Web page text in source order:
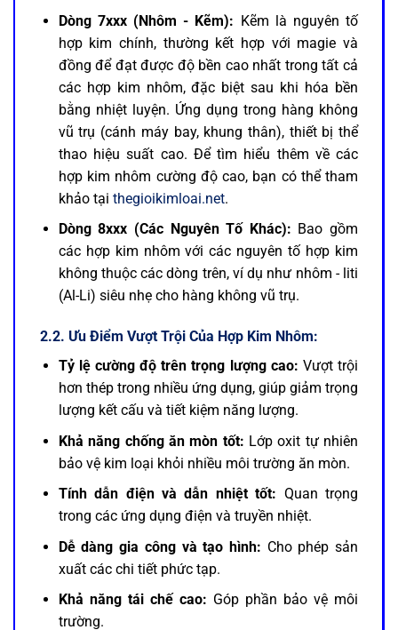
Dòng 7xxx (Nhôm - Kẽm): Kẽm là nguyên tố
hợp kim chính, thường kết hợp với magie và
đồng để đạt được độ bền cao nhất trong tất cả
các hợp kim nhôm, đặc biệt sau khi hóa bền
bằng nhiệt luyện. Ứng dụng trong hàng không
vũ trụ (cánh máy bay, khung thân), thiết bị thể
thao hiệu suất cao. Để tìm hiểu thêm về các
hợp kim nhôm cường độ cao, bạn có thể tham
khảo tại thegioikimloai.net.
Dòng 8xxx (Các Nguyên Tố Khác): Bao gồm
các hợp kim nhôm với các nguyên tố hợp kim
không thuộc các dòng trên, ví dụ như nhôm - liti
(Al-Li) siêu nhẹ cho hàng không vũ trụ.
2.2. Ưu Điểm Vượt Trội Của Hợp Kim Nhôm:
Tỷ lệ cường độ trên trọng lượng cao: Vượt trội
hơn thép trong nhiều ứng dụng, giúp giảm trọng
lượng kết cấu và tiết kiệm năng lượng.
Khả năng chống ăn mòn tốt: Lớp oxit tự nhiên
bảo vệ kim loại khỏi nhiều môi trường ăn mòn.
Tính dẫn điện và dẫn nhiệt tốt: Quan trọng
trong các ứng dụng điện và truyền nhiệt.
Dễ dàng gia công và tạo hình: Cho phép sản
xuất các chi tiết phức tạp.
Khả năng tái chế cao: Góp phần bảo vệ môi
trường.